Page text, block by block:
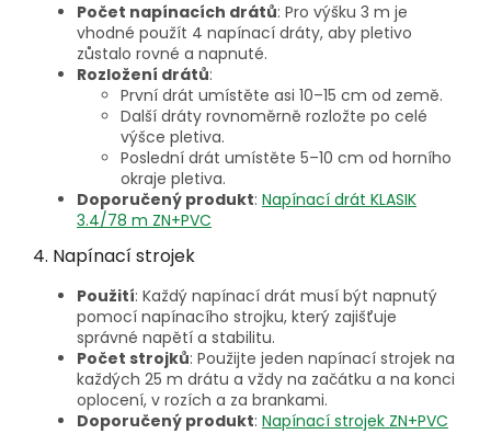
Počet napínacích drátů: Pro výšku 3 m je
vhodné použít 4 napínací dráty, aby pletivo
zůstalo rovné a napnuté.
Rozložení drátů:
První drát umístěte asi 10–15 cm od země.
Další dráty rovnoměrně rozložte po celé
výšce pletiva.
Poslední drát umístěte 5–10 cm od horního
okraje pletiva.
Doporučený produkt: Napínací drát KLASIK
3.4/78 m ZN+PVC
4. Napínací strojek
Použití: Každý napínací drát musí být napnutý
pomocí napínacího strojku, který zajišťuje
správné napětí a stabilitu.
Počet strojků: Použijte jeden napínací strojek na
každých 25 m drátu a vždy na začátku a na konci
oplocení, v rozích a za brankami.
Doporučený produkt: Napínací strojek ZN+PVC